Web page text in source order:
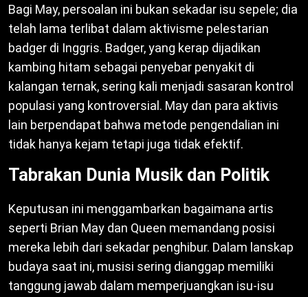
Bagi May, persoalan ini bukan sekadar isu sepele; dia
telah lama terlibat dalam aktivisme pelestarian
badger di Inggris. Badger, yang kerap dijadikan
kambing hitam sebagai penyebar penyakit di
kalangan ternak, sering kali menjadi sasaran kontrol
populasi yang kontroversial. May dan para aktivis
lain berpendapat bahwa metode pengendalian ini
tidak hanya kejam tetapi juga tidak efektif.
Tabrakan Dunia Musik dan Politik
Keputusan ini menggambarkan bagaimana artis
seperti Brian May dan Queen memandang posisi
mereka lebih dari sekadar penghibur. Dalam lanskap
budaya saat ini, musisi sering dianggap memiliki
tanggung jawab dalam memperjuangkan isu-isu